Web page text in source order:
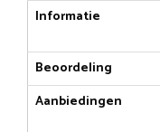
Informatie
Beoordeling
Aanbiedingen